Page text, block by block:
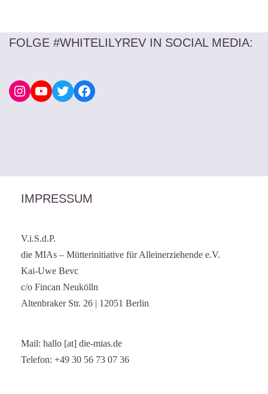
FOLGE #WHITELILYREV IN SOCIAL MEDIA:
IMPRESSUM
V.i.S.d.P.
die MIAs – Mütterinitiative für Alleinerziehende e.V.
Kai-Uwe Bevc
c/o Fincan Neukölln
Altenbraker Str. 26 | 12051 Berlin
Mail: hallo [at] die-mias.de
Telefon: +49 30 56 73 07 36